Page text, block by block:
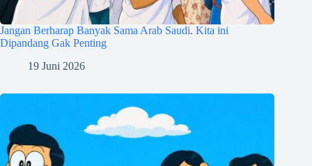
Jangan Berharap Banyak Sama Arab Saudi. Kita ini
Dipandang Gak Penting
19 Juni 2026